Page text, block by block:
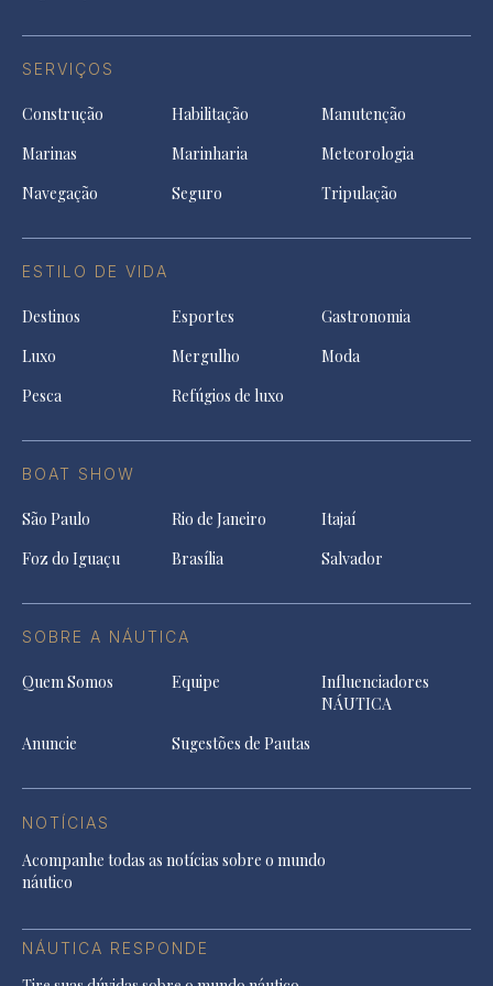
SERVIÇOS
Construção Habilitação
Manutenção
Marinas
Marinharia
Meteorologia
Navegação
Seguro Tripulação
ESTILO DE VIDA
Destinos Esportes
Gastronomia
Luxo
Mergulho
Moda
Pesca
Refúgios de luxo
BOAT SHOW
São Paulo Rio de Janeiro
Itajaí
Foz do Iguaçu
Brasília Salvador
SOBRE A NÁUTICA
Quem Somos Equipe
Influenciadores
NÁUTICA
Anuncie
Sugestões de Pautas
NOTÍCIAS
Acompanhe todas as notícias sobre o mundo
náutico
NÁUTICA RESPONDE